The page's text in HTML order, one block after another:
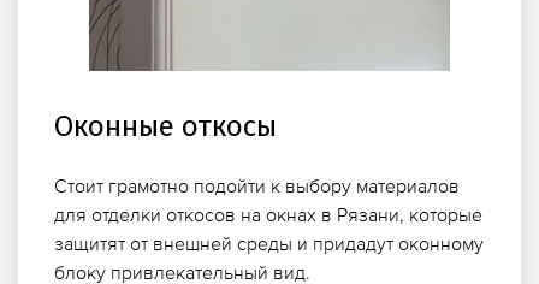
Оконные откосы
Стоит грамотно подойти к выбору материалов
для отделки откосов на окнах в Рязани, которые
защитят от внешней среды и придадут оконному
блоку привлекательный вид.